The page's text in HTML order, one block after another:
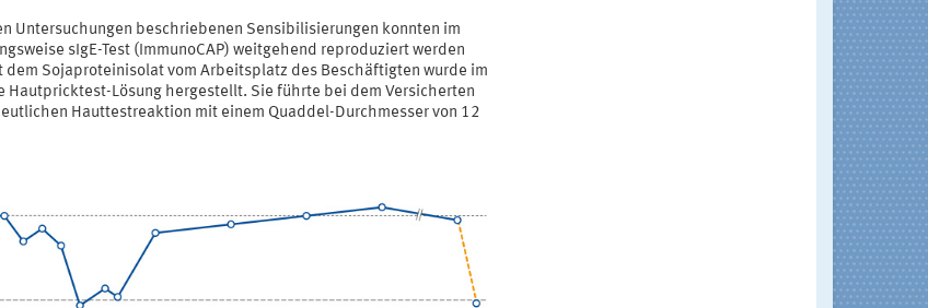
Untersuchungen beschriebenen Sensibilisierungen konnten im
sIgE-Test (ImmunoCAP) weitgehend reproduziert werden
Sojaproteinisolat vom Arbeitsplatz des Beschäftigten wurde im
Hautpricktest-Lösung hergestellt. Sie führte bei dem Versicherten
Hauttestreaktion mit einem Quaddel-Durchmesser von 12